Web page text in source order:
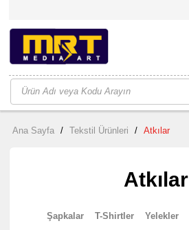
Ana Sayfa / Tekstil Ürünleri / Atkılar
Atkılar
Şapkalar T-Shirtler Yelekler